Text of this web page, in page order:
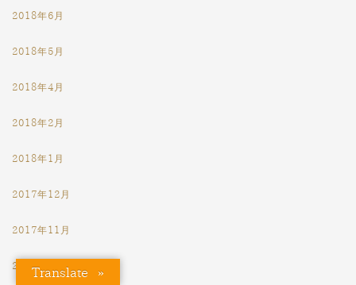
2018年6月
2018年5月
2018年4月
2018年2月
2018年1月
2017年12月
2017年11月
2017年10月
Translate »